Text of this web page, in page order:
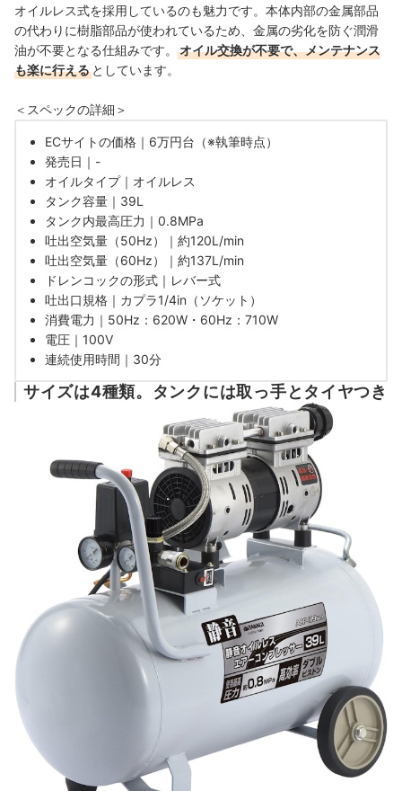
オイルレス式を採用しているのも魅力です。本体内部の金属部品
の代わりに樹脂部品が使われているため、金属の劣化を防ぐ潤滑
油が不要となる仕組みです。
オイル交換が不要で、メンテナンス
も楽に行える としています。
＜スペックの詳細＞
ECサイトの価格｜6万円台（※執筆時点）
発売日｜-
オイルタイプ｜オイルレス
タンク容量｜39L
タンク内最高圧力｜0.8MPa
吐出空気量（50Hz）｜約120L/min
吐出空気量（60Hz）｜約137L/min
ドレンコックの形式｜レバー式
吐出口規格｜カプラ1/4in（ソケット）
消費電力｜50Hz：620W・60Hz：710W
電圧｜100V
連続使用時間｜ 30分
サイズは4種類。タンクには取っ手とタイヤつき